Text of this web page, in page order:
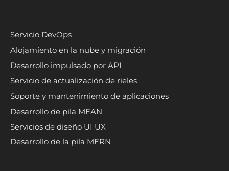
Servicio DevOps
Alojamiento en la nube y migración
Desarrollo impulsado por API
Servicio de actualización de rieles
Soporte y mantenimiento de aplicaciones
Desarrollo de pila MEAN
Servicios de diseño UI UX
Desarrollo de la pila MERN